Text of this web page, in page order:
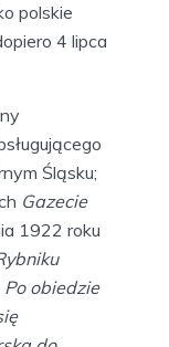
polskie
4 lipca
Śląsku;
Gazecie
1922 roku
Po obiedzie